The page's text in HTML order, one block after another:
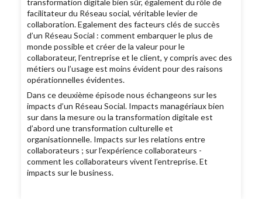
transformation digitale bien sûr, également du rôle de
facilitateur du Réseau social, véritable levier de
collaboration. Egalement des facteurs clés de succès
d’un Réseau Social : comment embarquer le plus de
monde possible et créer de la valeur pour le
collaborateur, l’entreprise et le client, y compris avec des
métiers ou l’usage est moins évident pour des raisons
opérationnelles évidentes.
Dans ce deuxième épisode nous échangeons sur les
impacts d’un Réseau Social. Impacts managériaux bien
sur dans la mesure ou la transformation digitale est
d’abord une transformation culturelle et
organisationnelle. Impacts sur les relations entre
collaborateurs ; sur l’expérience collaborateurs -
comment les collaborateurs vivent l’entreprise. Et
impacts sur le business.